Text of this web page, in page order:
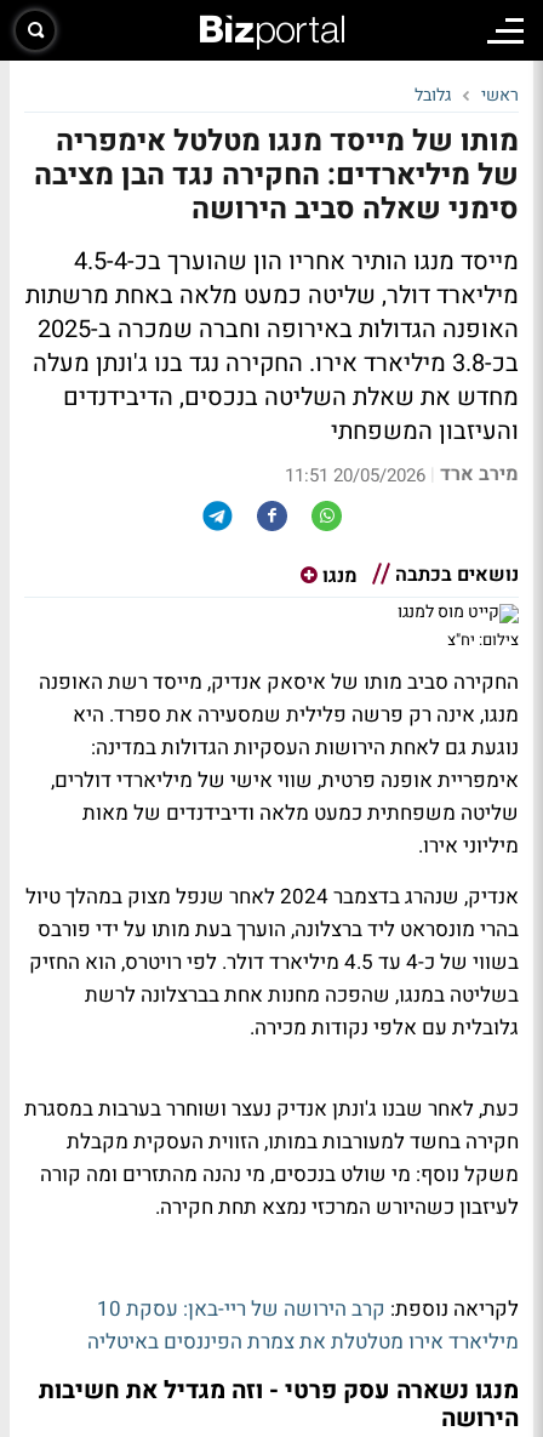
ראשי גלובל
מותו של מייסד מנגו מטלטל אימפריה
של מיליארדים: החקירה נגד הבן מציבה
סימני שאלה סביב הירושה
מייסד מנגו הותיר אחריו הון שהוערך בכ-4.5-4
מיליארד דולר, שליטה כמעט מלאה באחת מרשתות
האופנה הגדולות באירופה וחברה שמכרה ב-2025
בכ-3.8 מיליארד אירו. החקירה נגד בנו ג'ונתן מעלה
מחדש את שאלת השליטה בנכסים, הדיבידנדים
והעיזבון המשפחתי
מירב ארד |
20/05/2026 11:51
נושאים בכתבה מנגו
צילום: יח"צ
החקירה סביב מותו של איסאק אנדיק, מייסד רשת האופנה
מנגו, אינה רק פרשה פלילית שמסעירה את ספרד. היא
נוגעת גם לאחת הירושות העסקיות הגדולות במדינה:
אימפריית אופנה פרטית, שווי אישי של מיליארדי דולרים,
שליטה משפחתית כמעט מלאה ודיבידנדים של מאות
מיליוני אירו.
אנדיק, שנהרג בדצמבר 2024 לאחר שנפל מצוק במהלך טיול
בהרי מונסראט ליד ברצלונה, הוערך בעת מותו על ידי פורבס
בשווי של כ-4 עד 4.5 מיליארד דולר. לפי רויטרס, הוא החזיק
בשליטה במנגו, שהפכה מחנות אחת בברצלונה לרשת
גלובלית עם אלפי נקודות מכירה.
כעת, לאחר שבנו ג'ונתן אנדיק נעצר ושוחרר בערבות במסגרת
חקירה בחשד למעורבות במותו, הזווית העסקית מקבלת
משקל נוסף: מי שולט בנכסים, מי נהנה מהתזרים ומה קורה
לעיזבון כשהיורש המרכזי נמצא תחת חקירה.
לקריאה נוספת:
קרב הירושה של ריי-באן: עסקת 10
מיליארד אירו מטלטלת את צמרת הפיננסים באיטליה
מנגו נשארה עסק פרטי - וזה מגדיל את חשיבות
הירושה